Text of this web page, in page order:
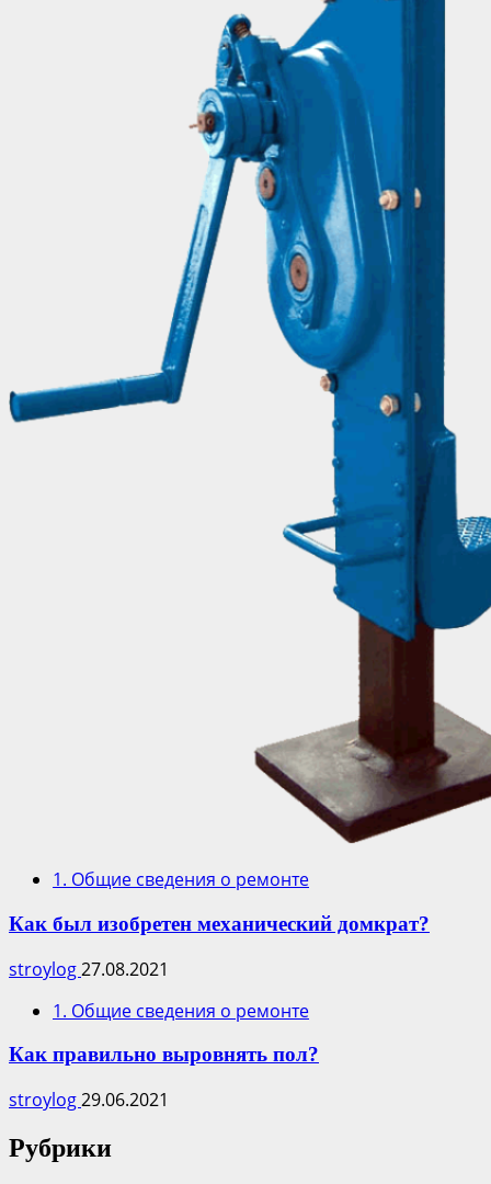
1. Общие сведения о ремонте
Как был изобретен механический домкрат?
stroylog27.08.2021
1. Общие сведения о ремонте
Как правильно выровнять пол?
stroylog29.06.2021
Рубрики